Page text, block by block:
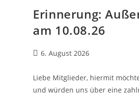
Erinnerung:
am 10.08.26
Beitrag
6. August 2026
Liebe Mitglieder, hiermit
und würden uns über eine